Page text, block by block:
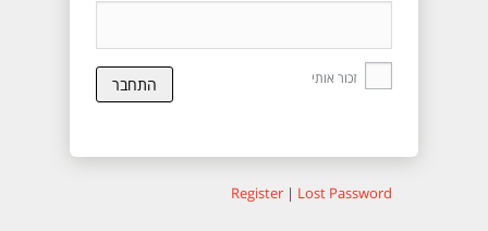
זכור אותי
Register | Lost Password